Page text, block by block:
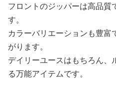
フロントのジッパーは高品
す。
カラーバリエーションも豊
がります。
デイリーユースはもちろん、
る万能アイテムです。